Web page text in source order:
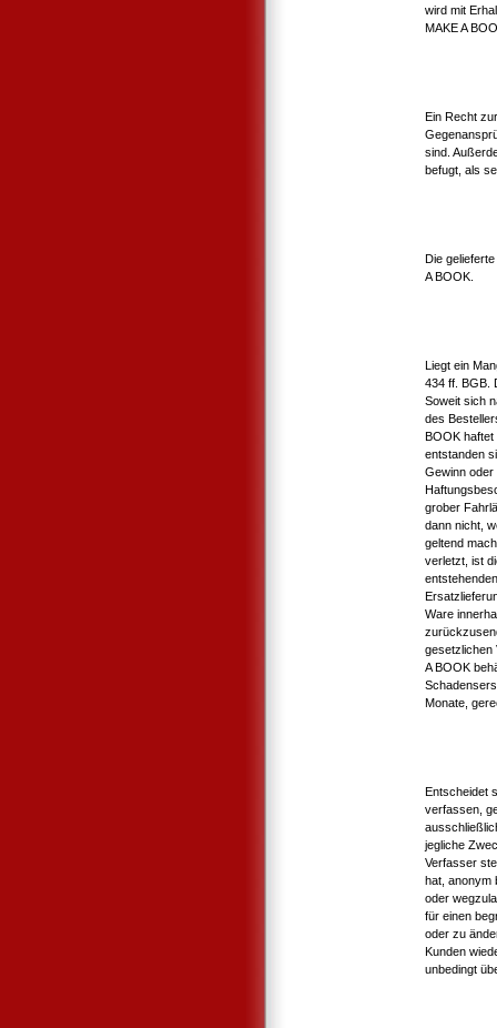
wird mit
MAKE A
Ein Recht
sind.
befugt, als
Die
A BOOK.
Liegt ein
434 ff. BGB.
Soweit sich
des
BOOK haftet
entstanden
Gewinn oder
grober
dann nicht,
geltend
verletzt, ist
Ware
gesetzlichen
A BOOK
Monate,
Entscheidet
verfassen,
jegliche
Verfasser
hat, anonym
oder
für einen
oder zu
Kunden
unbedingt